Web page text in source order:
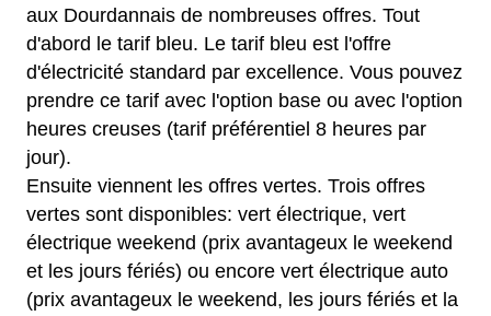
aux Dourdannais de nombreuses offres. Tout
d'abord le tarif bleu. Le tarif bleu est l'offre
d'électricité standard par excellence. Vous pouvez
prendre ce tarif avec l'option base ou avec l'option
heures creuses (tarif préférentiel 8 heures par
jour).
Ensuite viennent les offres vertes. Trois offres
vertes sont disponibles: vert électrique, vert
électrique weekend (prix avantageux le weekend
et les jours fériés) ou encore vert électrique auto
(prix avantageux le weekend, les jours fériés et la